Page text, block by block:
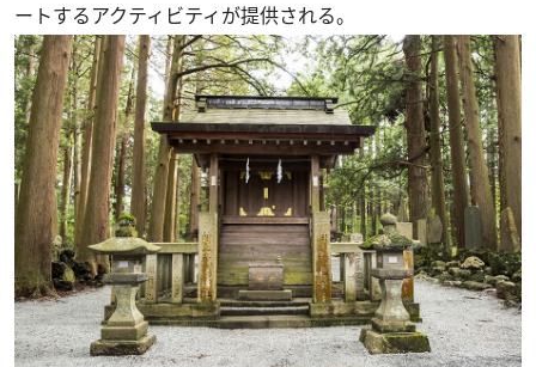
ートするアクティビティが提供される。